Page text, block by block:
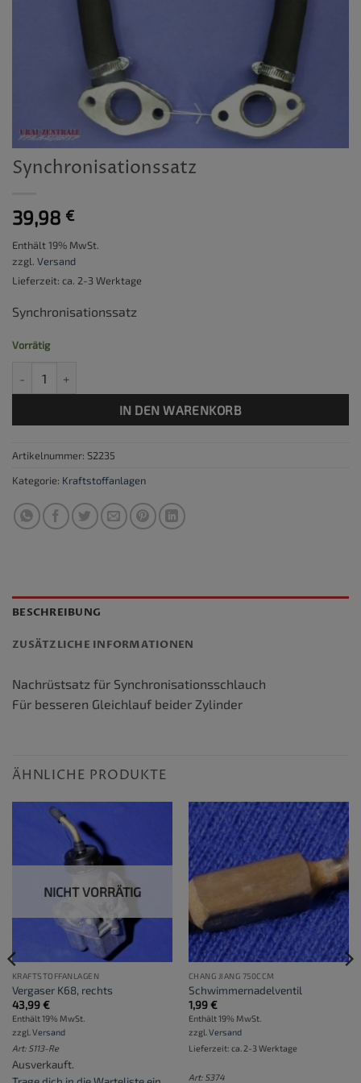
Synchronisationssatz
39,98 €
Enthält 19% MwSt.
zzgl. Versand
Lieferzeit: ca. 2-3 Werktage
Synchronisationssatz
Vorrätig
IN DEN WARENKORB
Artikelnummer: S2235
Kategorie: Kraftstoffanlagen
BESCHREIBUNG
ZUSÄTZLICHE INFORMATIONEN
Nachrüstsatz für Synchronisationsschlauch
Für besseren Gleichlauf beider Zylinder
ÄHNLICHE PRODUKTE
NICHT VORRÄTIG
KRAFTSTOFFANLAGEN
Vergaser K68, rechts
43,99€
Enthält 19% MwSt.
zzgl. Versand
Art: S113-Re
Ausverkauft.
CHANG JIANG 750CCM
Schwimmernadelventil
1,99€
Enthält 19% MwSt.
zzgl. Versand
Lieferzeit: ca. 2-3 Werktage
Art: S374